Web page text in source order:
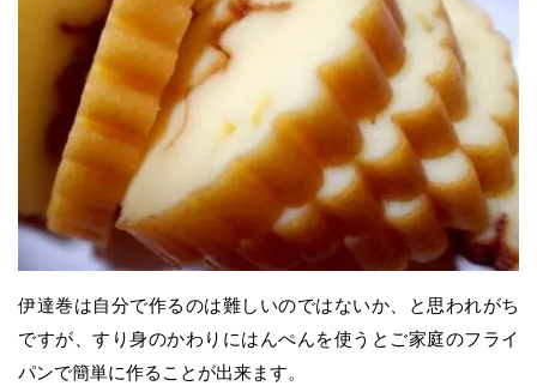
伊達巻は自分で作るのは難しいのではないか、と思われがち
ですが、すり身のかわりにはんぺんを使うとご家庭のフライ
パンで簡単に作ることが出来ます。